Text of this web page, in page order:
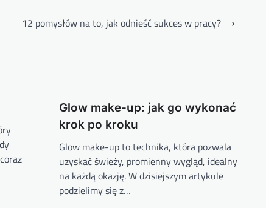
12 pomysłów na to, jak odnieść sukces w pracy?⟶
Glow make-up: jak go wykonać
krok po kroku
Glow make-up to technika, która pozwala
uzyskać świeży, promienny wygląd, idealny
na każdą okazję. W dzisiejszym artykule
podzielimy się z…